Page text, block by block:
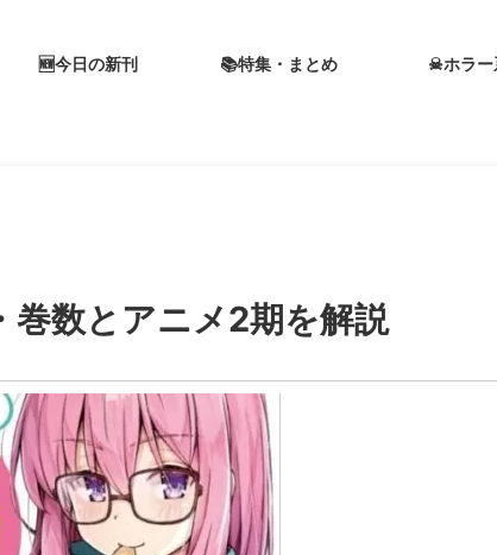
🆕今日の新刊 📚特集・まとめ ☠ホラー
巻数とアニメ2期を解説